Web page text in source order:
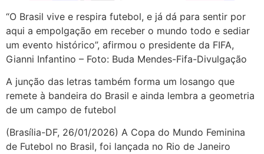
“O Brasil vive e respira futebol, e já dá para sentir por
aqui a empolgação em receber o mundo todo e sediar
um evento histórico”, afirmou o presidente da FIFA,
Gianni Infantino – Foto: Buda Mendes-Fifa-Divulgação
A junção das letras também forma um losango que
remete à bandeira do Brasil e ainda lembra a geometria
de um campo de futebol
(Brasília-DF, 26/01/2026) A Copa do Mundo Feminina
de Futebol no Brasil, foi lançada no Rio de Janeiro